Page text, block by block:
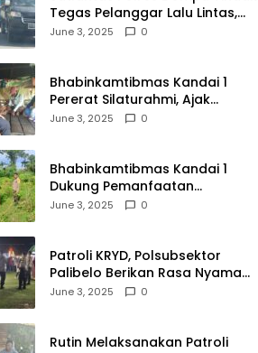
Tegas Pelanggar Lalu Lintas,
Mobil Bodong, dan Kendaraan
June 3, 2025 0
Bhabinkamtibmas Kandai 1
Pererat Silaturahmi, Ajak
Warga Jaga Keamanan
June 3, 2025 0
Bhabinkamtibmas Kandai 1
Dukung Pemanfaatan
Pekarangan untuk Ketahanan
June 3, 2025 0
Patroli KRYD, Polsubsektor
Palibelo Berikan Rasa Nyaman
Bagi Masyarakat dan
June 3, 2025 0
Rutin Melaksanakan Patroli